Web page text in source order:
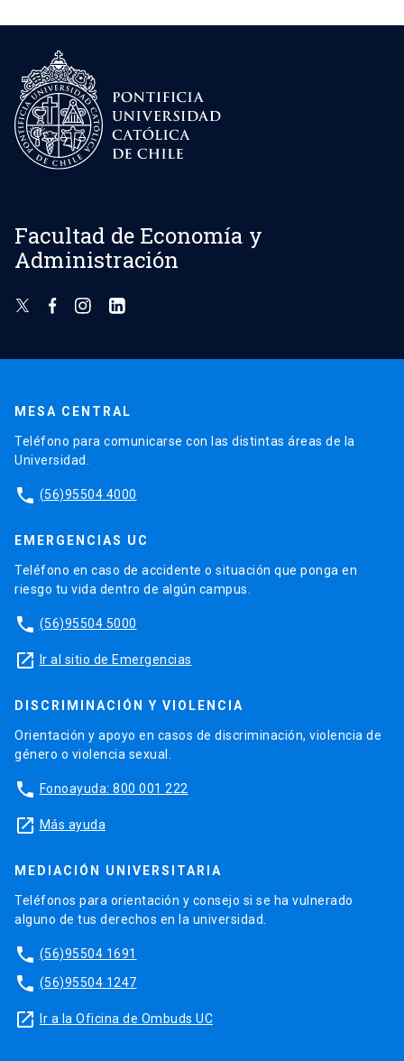
Facultad de Economía y
Administración
MESA CENTRAL
Teléfono para comunicarse con las distintas áreas de la
Universidad.
phone (56)95504 4000
EMERGENCIAS UC
Teléfono en caso de accidente o situación que ponga en
riesgo tu vida dentro de algún campus.
phone (56)95504 5000
launch Ir al sitio de Emergencias
DISCRIMINACIÓN Y VIOLENCIA
Orientación y apoyo en casos de discriminación, violencia de
género o violencia sexual.
phone Fonoayuda: 800 001 222
launch Más ayuda
MEDIACIÓN UNIVERSITARIA
Teléfonos para orientación y consejo si se ha vulnerado
alguno de tus derechos en la universidad.
phone (56)95504 1691
phone (56)95504 1247
launch Ir a la Oficina de Ombuds UC